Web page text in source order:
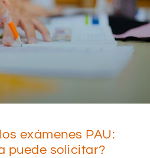
exámenes PAU:
puede solicitar?